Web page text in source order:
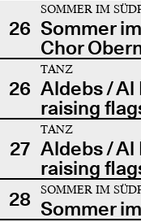
26
SOMMER IM
Sommer
Chor
26
TANZ
Aldebs / Al
raising
27
TANZ
Aldebs / Al
raising
28
SOMMER IM
Sommer